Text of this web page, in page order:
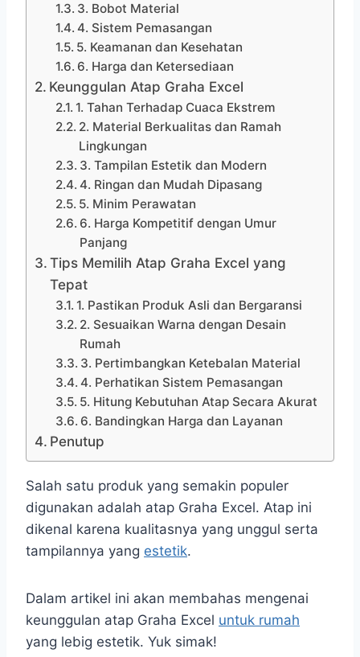
3. Bobot Material
4. Sistem Pemasangan
5. Keamanan dan Kesehatan
6. Harga dan Ketersediaan
Keunggulan Atap Graha Excel
1. Tahan Terhadap Cuaca Ekstrem
2. Material Berkualitas dan Ramah
Lingkungan
3. Tampilan Estetik dan Modern
4. Ringan dan Mudah Dipasang
5. Minim Perawatan
6. Harga Kompetitif dengan Umur
Panjang
Tips Memilih Atap Graha Excel yang
Tepat
1. Pastikan Produk Asli dan Bergaransi
2. Sesuaikan Warna dengan Desain
Rumah
3. Pertimbangkan Ketebalan Material
4. Perhatikan Sistem Pemasangan
5. Hitung Kebutuhan Atap Secara Akurat
6. Bandingkan Harga dan Layanan
Penutup
Salah satu produk yang semakin populer
digunakan adalah atap Graha Excel. Atap ini
dikenal karena kualitasnya yang unggul serta
tampilannya yang estetik.
Dalam artikel ini akan membahas mengenai
keunggulan atap Graha Excel untuk rumah
yang lebig estetik. Yuk simak!